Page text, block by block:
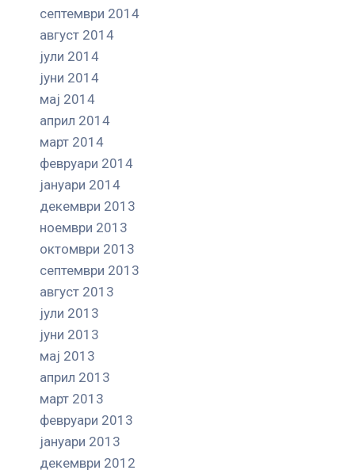
септември 2014
август 2014
јули 2014
јуни 2014
мај 2014
април 2014
март 2014
февруари 2014
јануари 2014
декември 2013
ноември 2013
октомври 2013
септември 2013
август 2013
јули 2013
јуни 2013
мај 2013
април 2013
март 2013
февруари 2013
јануари 2013
декември 2012